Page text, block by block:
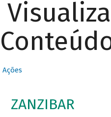
Ações
ZANZIBAR